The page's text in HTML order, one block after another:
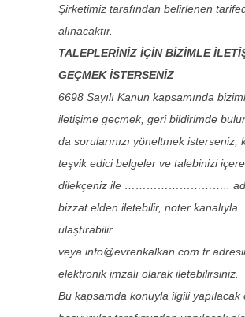
Şirketimiz tarafından belirlenen
alınacaktır.
TALEPLERİNİZ İÇİN BİZİMLE
GEÇMEK İSTERSENİZ
6698 Sayılı Kanun kapsamında
iletişime geçmek, geri bildirimde
da sorularınızı yöneltmek isterseniz,
teşvik edici belgeler ve talebinizi
dilekçeniz ile ………………………..
bizzat elden iletebilir, noter kanalıyla
ulaştırabilir
veya info@evrenkalkan.com.tr
elektronik imzalı olarak iletebilirsiniz.
Bu kapsamda konuyla ilgili yapılacak